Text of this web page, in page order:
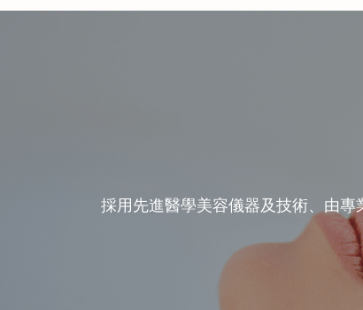
採用先進醫學美容儀器及技術、由